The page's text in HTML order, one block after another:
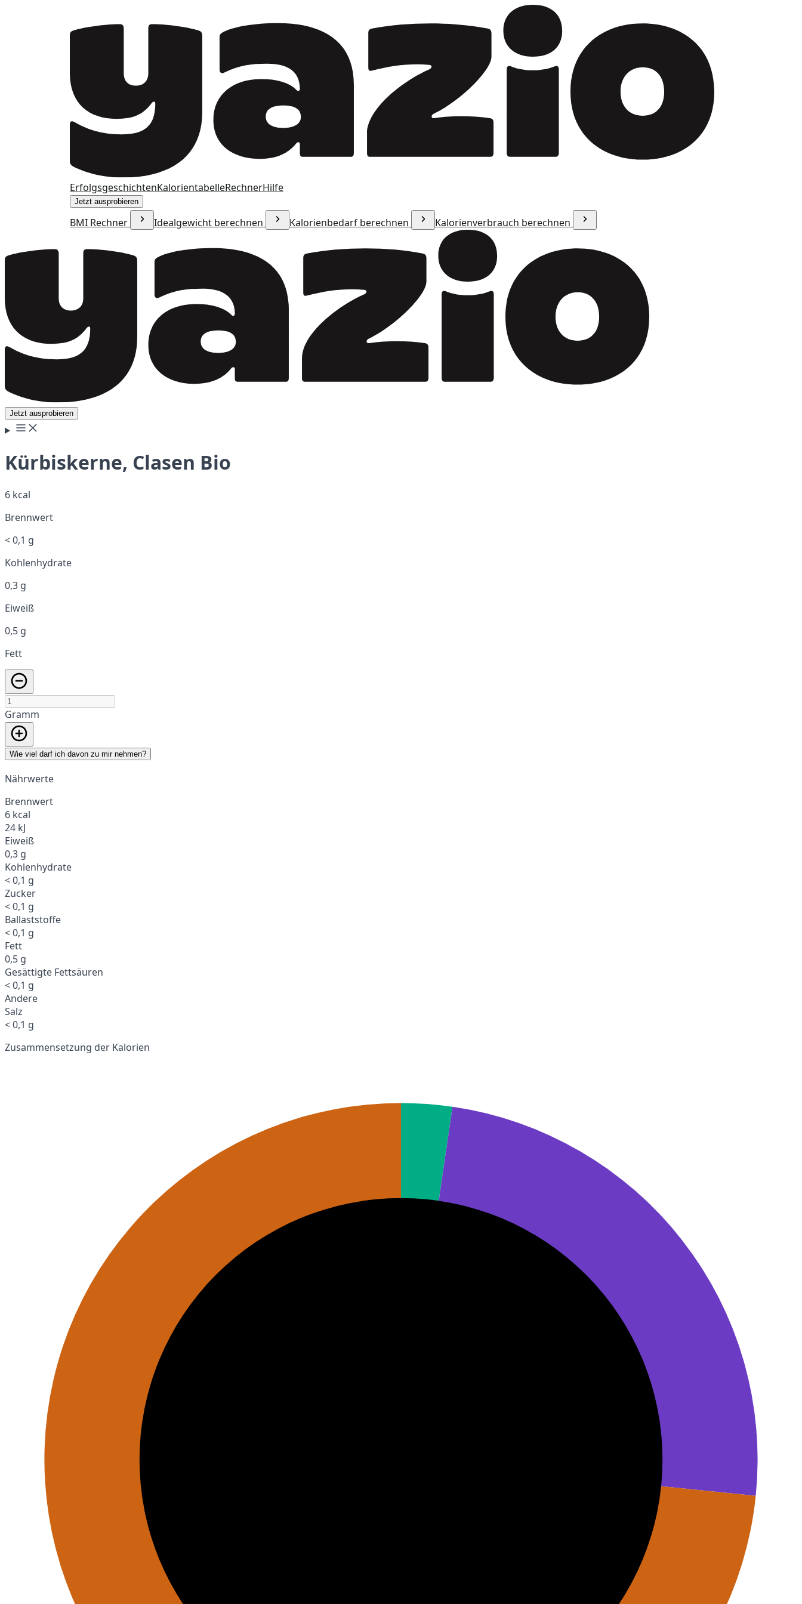
ErfolgsgeschichtenKalorientabelleRechnerHilfe
Jetzt ausprobieren
BMI Rechner Idealgewicht berechnen Kalorienbedarf berechnen Kalorienverbrauch berechnen
Jetzt ausprobieren
Kürbiskerne, Clasen Bio
6 kcal
Brennwert
< 0,1 g
Kohlenhydrate
0,3 g
Eiweiß
0,5 g
Fett
Gramm
Wie viel darf ich davon zu mir nehmen?
Nährwerte
Brennwert
6 kcal
24 kJ
Eiweiß
0,3 g
Kohlenhydrate
< 0,1 g
Zucker
< 0,1 g
Ballaststoffe
< 0,1 g
Fett
0,5 g
Gesättigte Fettsäuren
< 0,1 g
Andere
Salz
< 0,1 g
Zusammensetzung der Kalorien